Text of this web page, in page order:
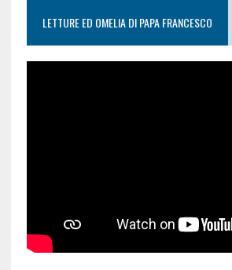
LETTURE ED OMELIA DI PAPA FRANCESCO